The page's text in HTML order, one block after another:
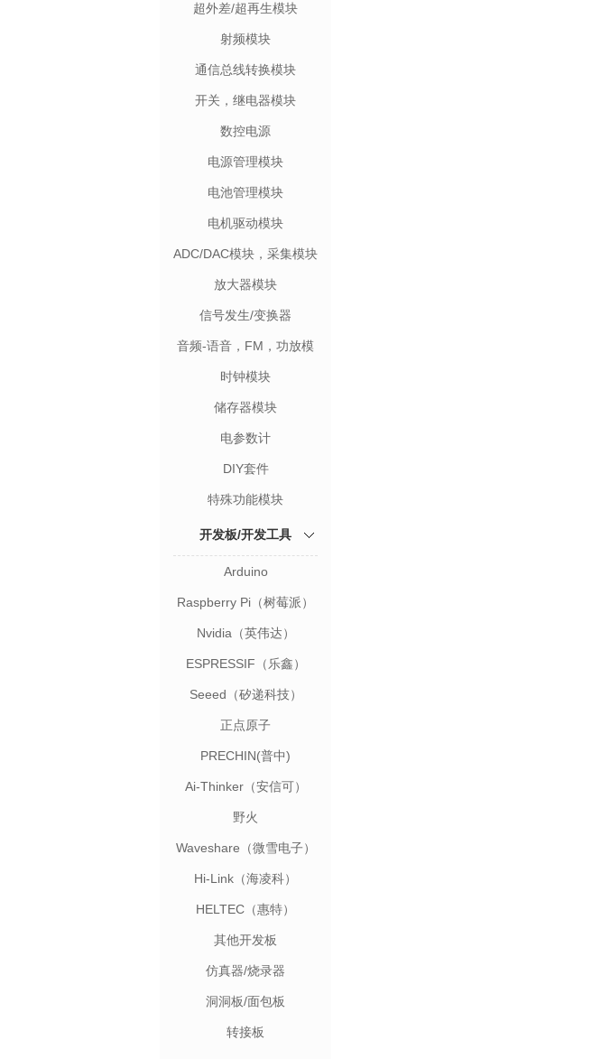
超外差/超再生模块
射频模块
通信总线转换模块
开关，继电器模块
数控电源
电源管理模块
电池管理模块
电机驱动模块
ADC/DAC模块，采集模块
放大器模块
信号发生/变换器
音频-语音，FM，功放模
块
时钟模块
储存器模块
电参数计
DIY套件
特殊功能模块
开发板/开发工具
Arduino
Raspberry Pi（树莓派）
Nvidia（英伟达）
ESPRESSIF（乐鑫）
Seeed（矽递科技）
正点原子
PRECHIN(普中)
Ai-Thinker（安信可）
野火
Waveshare（微雪电子）
Hi-Link（海凌科）
HELTEC（惠特）
其他开发板
仿真器/烧录器
洞洞板/面包板
转接板